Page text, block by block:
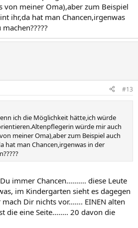
von meiner Oma),aber zum Beispiel
ihr,da hat man Chancen,irgenwas
#13
ich die Möglichkeit hätte,ich würde
würde mir auch
meiner Oma),aber zum Beispiel auch
hat man Chancen,irgenwas in der
immer Chancen.......... diese Leute
im Kindergarten sieht es dagegen
Dir nichts vor....... EINEN alten
die eine Seite........ 20 davon die